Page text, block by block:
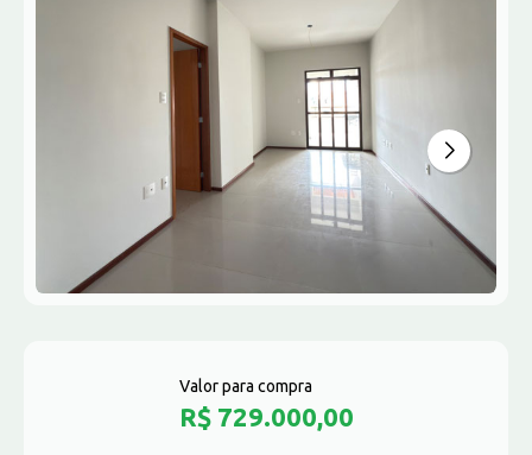
Valor para compra
R$ 729.000,00